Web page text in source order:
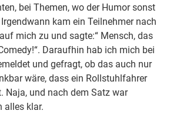
bei Themen, wo der Humor sonst
kam ein Teilnehmer nach
mich zu und sagte:“ Mensch, das
Daraufhin hab ich mich bei
und gefragt, ob das auch nur
wäre, dass ein Rollstuhlfahrer
Naja, und nach dem Satz war
alles klar.